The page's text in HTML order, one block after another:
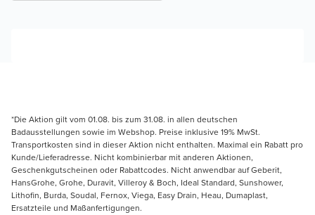
*Die Aktion gilt vom 01.08. bis zum 31.08. in allen deutschen
Badausstellungen sowie im Webshop. Preise inklusive 19% MwSt.
Transportkosten sind in dieser Aktion nicht enthalten. Maximal ein Rabatt pro
Kunde/Lieferadresse. Nicht kombinierbar mit anderen Aktionen,
Geschenkgutscheinen oder Rabattcodes. Nicht anwendbar auf Geberit,
HansGrohe, Grohe, Duravit, Villeroy & Boch, Ideal Standard, Sunshower,
Lithofin, Burda, Soudal, Fernox, Viega, Easy Drain, Heau, Dumaplast,
Ersatzteile und Maßanfertigungen.